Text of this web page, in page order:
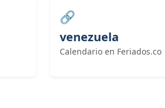
🔗
venezuela
Calendario en Feriados.co